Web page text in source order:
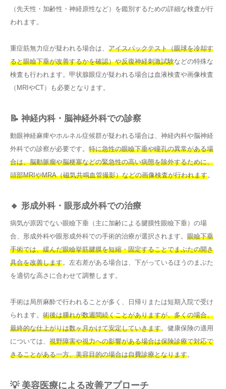
（先天性・加齢性・神経原性など）を鑑別するための詳細な検査が行
われます。
重症筋無力症が疑われる場合は、 アイスパックテスト（眼球を冷却す
ると眼瞼下垂が改善するかを確認）や反復神経刺激試験などの特殊な
検査も行われます。甲状腺眼症が疑われる場合は血液検査や画像検査
（MRIやCT）も必要となります。
📝 神経内科・脳神経外科での診察
動眼神経麻痺やホルネル症候群が疑われる場合は、神経内科や脳神経
外科での診察が必要です。 特に急性の眼瞼下垂や瞳孔の異常がある場
合は、脳動脈瘤や脳梗塞などの緊急性の高い病態を除外するために、
頭部MRIやMRA（磁気共鳴血管撮影）などの画像検査が行われます。
🔸 形成外科・眼形成外科での治療
病気が原因でない眼瞼下垂（主に加齢による腱膜性眼瞼下垂）の場
合、形成外科や眼形成外科での手術的治療が選択されます。 眼瞼下垂
手術では、緩んだ眼瞼挙筋腱膜を短縮・固定することでまぶたの開き
具合を改善します。左右差がある場合は、下がっているほうのまぶた
を適切な高さに合わせて調整します。
手術は局所麻酔で行われることが多く、日帰りまたは短期入院で受け
られます。 術後は腫れが数週間続くことがありますが、多くの場合、
最終的な仕上がりは数ヶ月かけて安定していきます。健康保険の適用
については、 視野障害や視力への影響がある場合は保険診療で対応で
きることがある一方、美容目的の場合は自費診療となります。
💡 美容医療による改善アプローチ